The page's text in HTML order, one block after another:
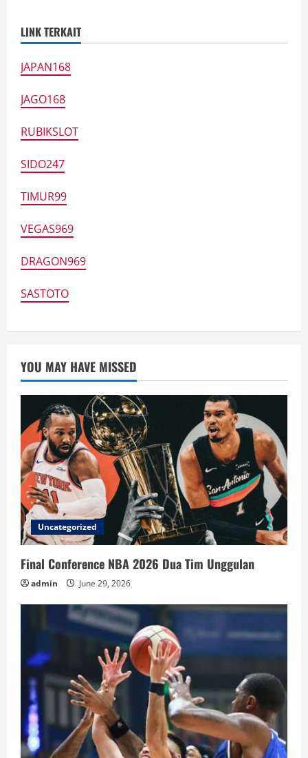
LINK TERKAIT
JAPAN168
JAGO168
RUBIKSLOT
SIDO247
TIMUR99
VEGAS969
DRAGON969
SASTOTO
YOU MAY HAVE MISSED
Uncategorized
Final Conference NBA 2026 Dua Tim Unggulan
admin June 29, 2026